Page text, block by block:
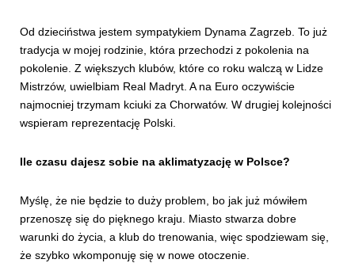
Od dzieciństwa jestem sympatykiem Dynama Zagrzeb. To już
tradycja w mojej rodzinie, która przechodzi z pokolenia na
pokolenie. Z większych klubów, które co roku walczą w Lidze
Mistrzów, uwielbiam Real Madryt. A na Euro oczywiście
najmocniej trzymam kciuki za Chorwatów. W drugiej kolejności
wspieram reprezentację Polski.
Ile czasu dajesz sobie na aklimatyzację w Polsce?
Myślę, że nie będzie to duży problem, bo jak już mówiłem
przenoszę się do pięknego kraju. Miasto stwarza dobre
warunki do życia, a klub do trenowania, więc spodziewam się,
że szybko wkomponuję się w nowe otoczenie.